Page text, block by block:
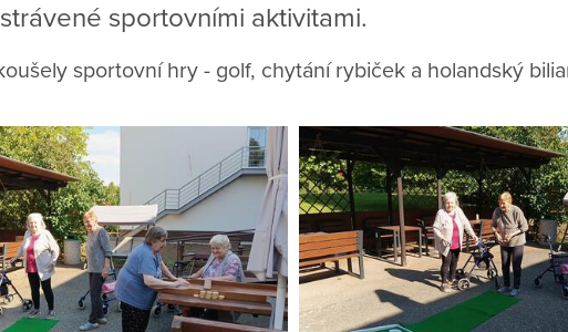
sportovními aktivitami.
sportovní hry - golf, chytání rybiček a holandský